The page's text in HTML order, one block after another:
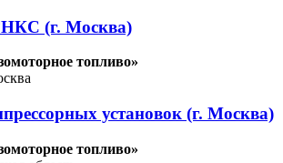
(г. Москва)
топливо»
установок (г. Москва)
топливо»